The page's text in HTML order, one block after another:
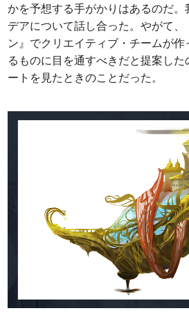
かを予想する手がかりはあるのだ。
デアについて話し合った。やがて
ン』でクリエイティブ・チームが
るものに目を通すべきだと提案し
ートを見たときのことだった。